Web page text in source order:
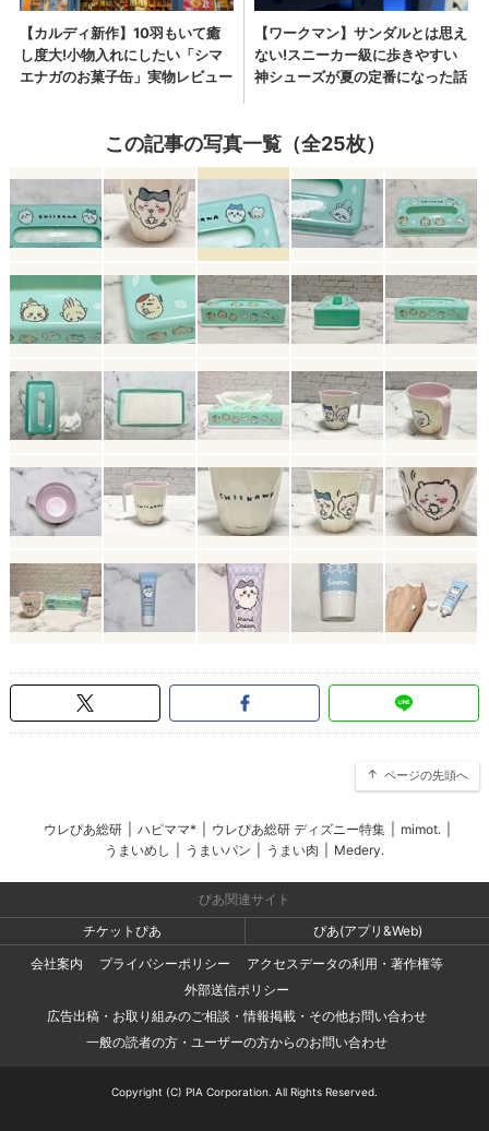
この記事の写真一覧（全25枚）
ページの先頭へ
ウレぴあ総研 ハピママ* ウレぴあ総研 ディズニー特集 mimot.
うまいめし
うまいパン うまい肉 Medery.
ぴあ関連サイト
チケットぴあ
ぴあ(アプリ&Web)
会社案内
プライバシーポリシー
アクセスデータの利用・著作権等
外部送信ポリシー
広告出稿・お取り組みのご相談・情報掲載・その他お問い合わせ
一般の読者の方・ユーザーの方からのお問い合わせ
Copyright (C) PIA Corporation. All Rights Reserved.